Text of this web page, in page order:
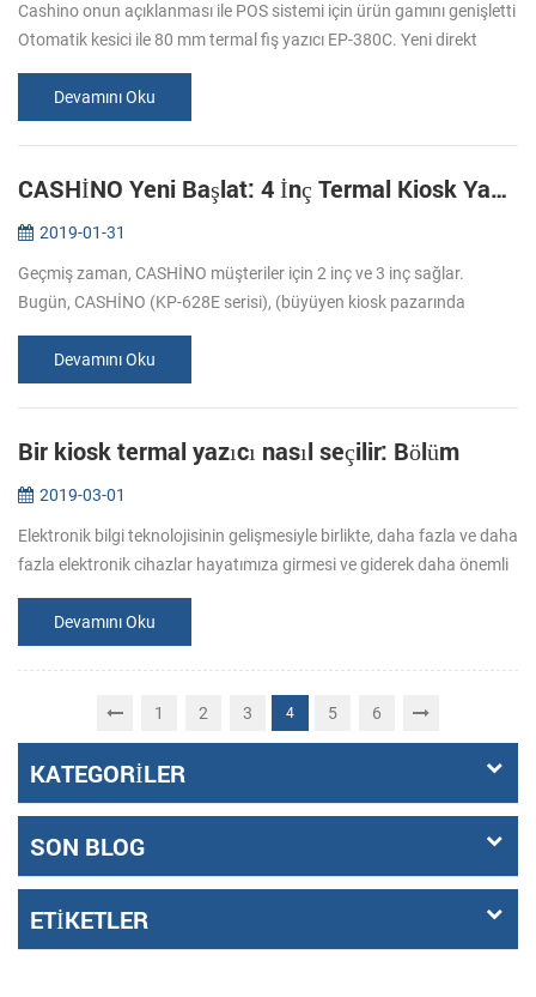
Cashino onun açıklanması ile POS sistemi için ürün gamını genişletti
Otomatik kesici ile 80 mm termal fiş yazıcı EP-380C. Yeni direkt
Devamını Oku
CASHİNO Yeni Başlat: 4 İnç Termal Kiosk Yazıcı
2019-01-31
Geçmiş zaman, CASHİNO müşteriler için 2 inç ve 3 inç sağlar.
Bugün, CASHİNO (KP-628E serisi), (büyüyen kiosk pazarında
serisi termal ...
Devamını Oku
Bir kiosk termal yazıcı nasıl seçilir: Bölüm
2019-03-01
Elektronik bilgi teknolojisinin gelişmesiyle birlikte, daha fazla ve daha
fazla elektronik cihazlar hayatımıza girmesi ve giderek daha önemli
Devamını Oku
1 2 3 4 5 6
KATEGORILER
SON BLOG
ETIKETLER